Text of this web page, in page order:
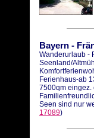
Bayern -
Wanderurlaub -
Seenland/
Ferienhaus-ab
7500qm eingez.
Seen sind nur
17089)